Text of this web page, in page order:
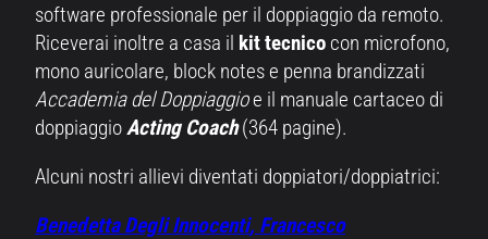
software professionale per il doppiaggio da remoto.
Riceverai inoltre a casa il kit tecnico con microfono,
mono auricolare, block notes e penna brandizzati
Accademia del Doppiaggioe il manuale cartaceo di
doppiaggio Acting Coach(364 pagine).
Alcuni nostri allievi diventati doppiatori/doppiatrici:
Benedetta Degli Innocenti, Francesco